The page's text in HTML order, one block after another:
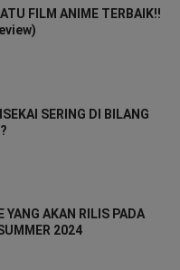
FILM ANIME TERBAIK‼️
SERING DI BILANG
YANG AKAN RILIS PADA
2024